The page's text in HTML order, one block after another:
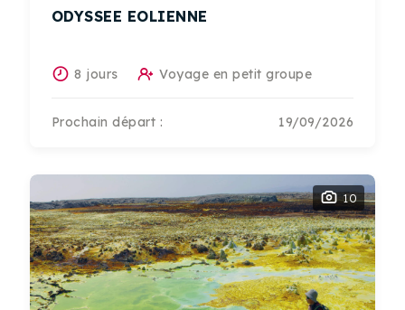
ODYSSEE EOLIENNE
8 jours Voyage en petit groupe
Prochain départ : 19/09/2026
10